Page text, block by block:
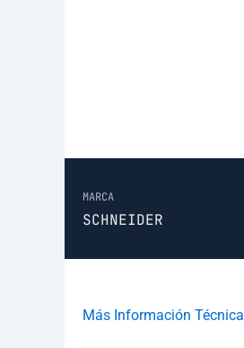
MARCA
SCHNEIDER
Más Información Técnica